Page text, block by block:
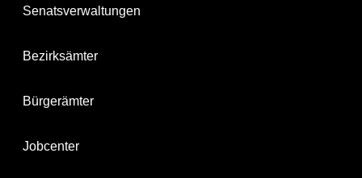
Senatsverwaltungen
Bezirksämter
Bürgerämter
Jobcenter